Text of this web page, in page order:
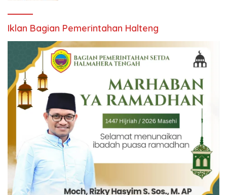
Iklan Bagian Pemerintahan Halteng